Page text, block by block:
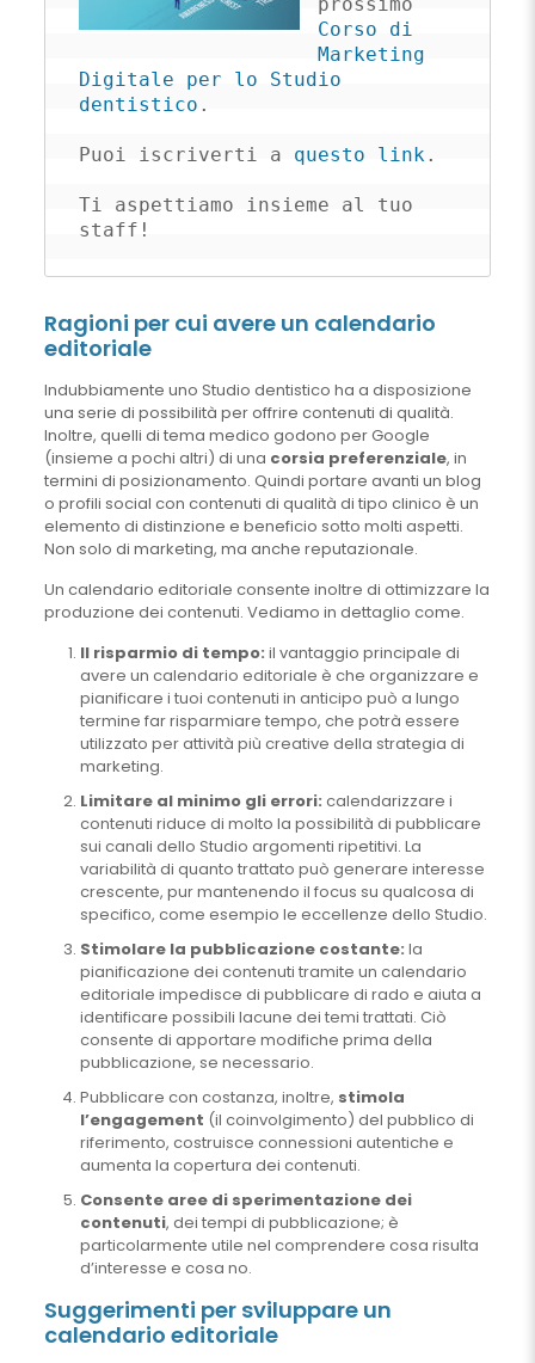
Corso di
Marketing
Digitale per lo Studio
dentistico .
Puoi iscriverti a questo link.
Ti aspettiamo insieme al tuo
staff!
Ragioni per cui avere un calendario
editoriale
Indubbiamente uno Studio dentistico ha a disposizione
una serie di possibilità per offrire contenuti di qualità.
Inoltre, quelli di tema medico godono per Google
(insieme a pochi altri) di una corsia preferenziale, in
termini di posizionamento. Quindi portare avanti un blog
o profili social con contenuti di qualità di tipo clinico è un
elemento di distinzione e beneficio sotto molti aspetti.
Non solo di marketing, ma anche reputazionale.
Un calendario editoriale consente inoltre di ottimizzare la
produzione dei contenuti. Vediamo in dettaglio come.
Il risparmio di tempo: il vantaggio principale di
avere un calendario editoriale è che organizzare e
pianificare i tuoi contenuti in anticipo può a lungo
termine far risparmiare tempo, che potrà essere
utilizzato per attività più creative della strategia di
marketing.
Limitare al minimo gli errori: calendarizzare i
contenuti riduce di molto la possibilità di pubblicare
sui canali dello Studio argomenti ripetitivi. La
variabilità di quanto trattato può generare interesse
crescente, pur mantenendo il focus su qualcosa di
specifico, come esempio le eccellenze dello Studio.
Stimolare la pubblicazione costante: la
pianificazione dei contenuti tramite un calendario
editoriale impedisce di pubblicare di rado e aiuta a
identificare possibili lacune dei temi trattati. Ciò
consente di apportare modifiche prima della
pubblicazione, se necessario.
Pubblicare con costanza, inoltre, stimola
l’engagement (il coinvolgimento) del pubblico di
riferimento, costruisce connessioni autentiche e
aumenta la copertura dei contenuti.
Consente aree di sperimentazione dei
contenuti, dei tempi di pubblicazione; è
particolarmente utile nel comprendere cosa risulta
d’interesse e cosa no.
Suggerimenti per sviluppare un
calendario editoriale